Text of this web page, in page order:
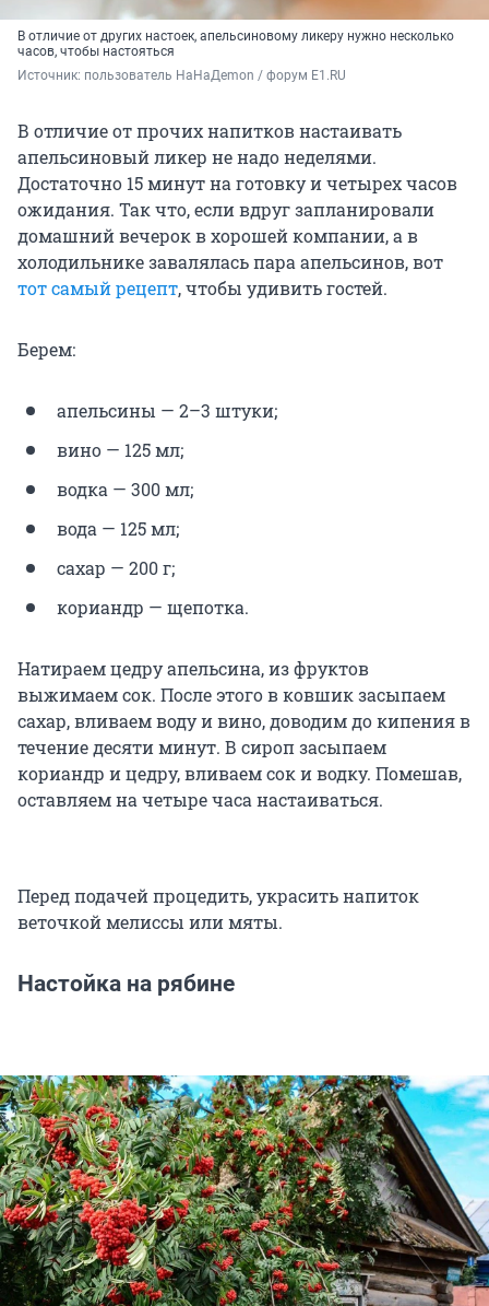
В отличие от других настоек, апельсиновому ликеру нужно несколько
часов, чтобы настояться
Источник: пользователь HaHaДemon / форум E1.RU
В отличие от прочих напитков настаивать
апельсиновый ликер не надо неделями.
Достаточно 15 минут на готовку и четырех часов
ожидания. Так что, если вдруг запланировали
домашний вечерок в хорошей компании, а в
холодильнике завалялась пара апельсинов, вот
тот самый рецепт, чтобы удивить гостей.
Берем:
апельсины — 2–3 штуки;
вино — 125 мл;
водка — 300 мл;
вода — 125 мл;
сахар — 200 г;
кориандр — щепотка.
Натираем цедру апельсина, из фруктов
выжимаем сок. После этого в ковшик засыпаем
сахар, вливаем воду и вино, доводим до кипения в
течение десяти минут. В сироп засыпаем
кориандр и цедру, вливаем сок и водку. Помешав,
оставляем на четыре часа настаиваться.
Перед подачей процедить, украсить напиток
веточкой мелиссы или мяты.
Настойка на рябине